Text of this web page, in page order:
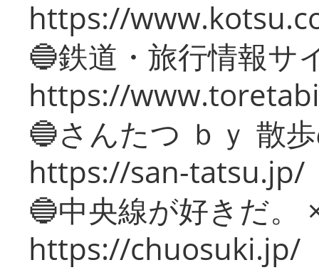
https://
🔵鉄道・旅行情報サ
https://
🔵さんたつ ｂｙ 散
https://san-tatsu.jp/
🔵中央線が好きだ。
https://chuosuki.jp/